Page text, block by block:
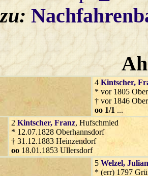
4 Kintscher,
* vor 1805
† vor 1846
oo 1/1 ...
2 Kintscher, Franz, Hufschmied
* 12.07.1828 Oberhannsdorf
† 31.12.1883 Heinzendorf
oo 18.01.1853 Ullersdorf
5 Welzel,
* (err) 1797